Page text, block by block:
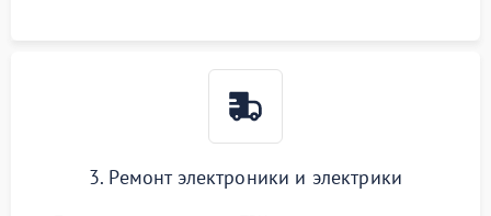
3. Ремонт электроники и электрики